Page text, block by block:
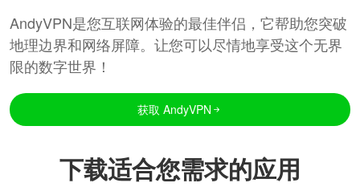
AndyVPN是您互联网体验的最佳伴侣，它帮助您突破
地理边界和网络屏障。让您可以尽情地享受这个无界
限的数字世界！
获取 AndyVPN
下载适合您需求的应用